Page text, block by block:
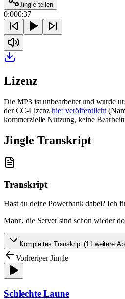
Jingle teilen
0:000:37
Lizenz
Die MP3 ist unbearbeitet und wurde
der CC-Lizenz hier veröffentlicht
kommerzielle Nutzung, keine
Jingle Transkript
Transkript
Hast du deine Powerbank dabei? Ich
Mann, die Server sind schon wieder
Komplettes Transkript (11 weitere
Vorheriger Jingle
Schlechte Laune